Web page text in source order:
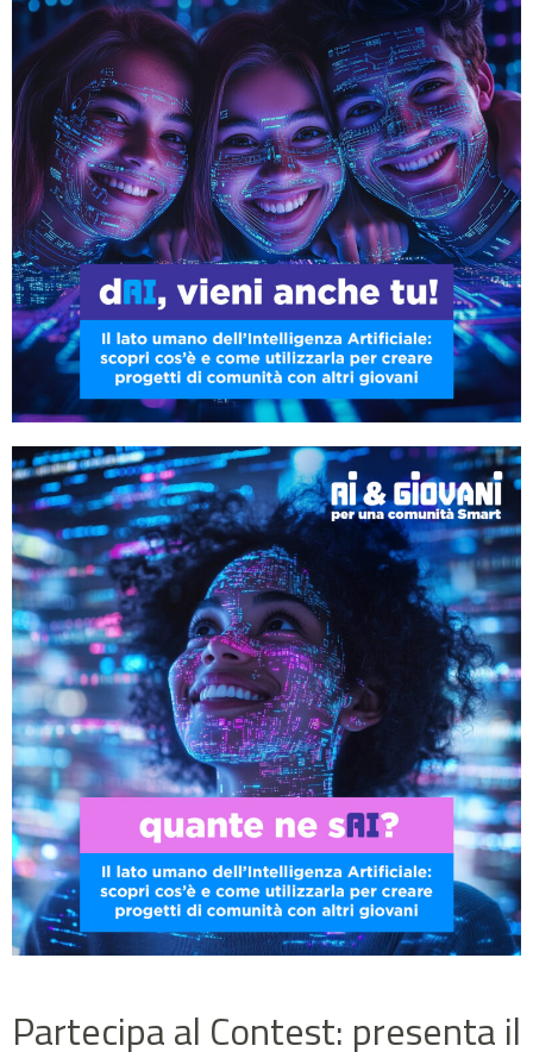
Partecipa al Contest: presenta il